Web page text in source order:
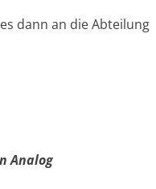
dann an die Abteilung
Analog